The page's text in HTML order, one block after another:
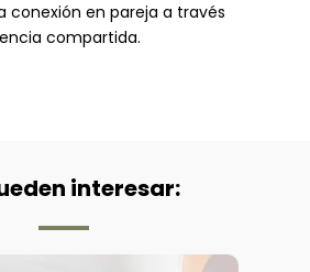
conexión en pareja a través
compartida.
interesar: